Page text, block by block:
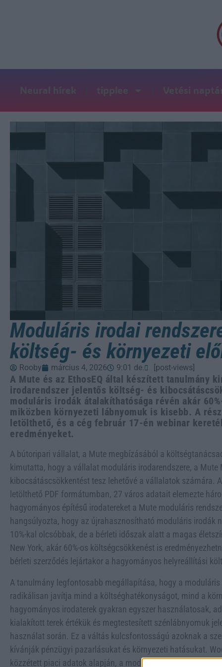
Neural hírek tipplee Vetési
Moduláris irodai
költség- és környezeti
Rooby március 4, 2026 9:01 de. [post-views]
A Mute és az EthosEQ által készített tanulmány
irodarendszer jelentős költség- és
moduláris irodák átalakíthatósága révén akár
miközben környezeti lábnyomuk is kisebb. A
letölthető, és a cég február 17-én webinar
eredményeket.
A bútoripari vállalat, a Mute megbízásából a
kimutatta, hogy a vállalat moduláris irodarendszere, a Mute
kibocsátáscsökkentést tesz lehetővé a vállalatok számára.
letölthető PDF formátumban, 27 város adatait elemezte
hagyományos építésű irodatereket a Mute moduláris
hangsúlyozta, hogy az újrahasznosítható moduláris irodák
10%-kal olcsóbbak, de a bérleti időszak alatt a magas
New York, akár 60%-os költségcsökkenést is
bérleti szerződés lejártakor a hagyományos helyreállítási
A tanulmány legfontosabb megállapítása, hogy a
radikálisan javítja mind a költséghatékonyságot, mind a
hagyományos irodaterek gyakran egyszer használatosak,
kialakított terek értékük és megtestesített szénlábnyomuk
használat során. Ez a váltás kulcsfontosságú azoknak a
kívánják pénzügyi pazarlásukat és környezeti hatásukat.
közzétett piaci adatok alapján, a moduláris rendszerek